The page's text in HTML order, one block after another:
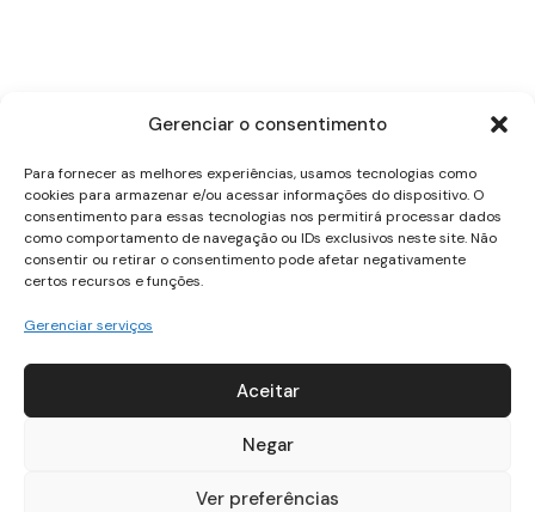
Gerenciar o consentimento
Para fornecer as melhores experiências, usamos tecnologias como
cookies para armazenar e/ou acessar informações do dispositivo. O
consentimento para essas tecnologias nos permitirá processar dados
como comportamento de navegação ou IDs exclusivos neste site. Não
consentir ou retirar o consentimento pode afetar negativamente
certos recursos e funções.
Gerenciar serviços
Aceitar
Negar
Ver preferências
Siga Leminski & Ruiz nas redes
sociais
Para shows, projetos e parcerias
shows@whoisproducoes.com.br